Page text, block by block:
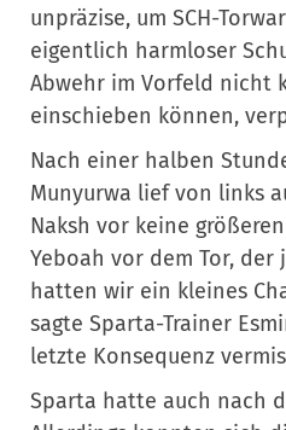
unpräzise, um SCH-
eigentlich harmloser
Abwehr im Vorfeld nicht
einschieben können,
Nach einer halben
Munyurwa lief von links
Naksh vor keine
Yeboah vor dem Tor, der
hatten wir ein kleines
sagte Sparta-Trainer
letzte Konsequenz
Sparta hatte auch nach